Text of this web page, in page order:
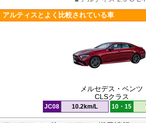
アルティスとよく比較されている車
メルセデス・ベンツ
CLSクラス
JC08 10.2km/L 10・15